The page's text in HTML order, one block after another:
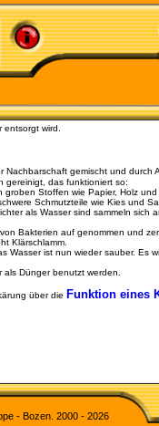
wird.
Nachbarschaft gemischt und durch
gereinigt, das funktioniert so:
groben Stoffen wie Papier, Holz
Schmutzteile wie Kies und
als Wasser sind sammeln sich
Bakterien auf genommen und
Klärschlamm.
Wasser ist nun wieder sauber. Es
Dünger benutzt werden.
über die Funktion eines
- Bozen. 2000 - 2026